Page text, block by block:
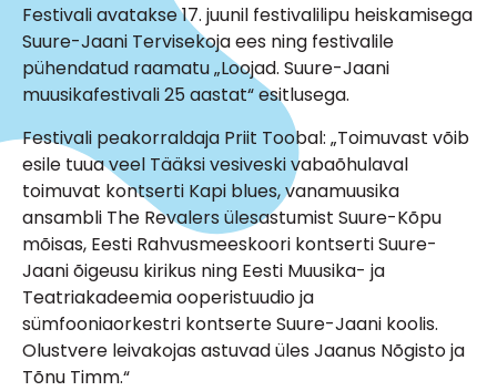
Festivali avatakse 17. juunil festivalilipu heiskamisega
Suure-Jaani Tervisekoja ees ning festivalile
pühendatud raamatu „Loojad. Suure-Jaani
muusikafestivali 25 aastat“ esitlusega.
Festivali peakorraldaja Priit Toobal: „Toimuvast võib
esile tuua veel Tääksi vesiveski vabaõhulaval
toimuvat kontserti Kapi blues, vanamuusika
ansambli The Revalers ülesastumist Suure-Kõpu
mõisas, Eesti Rahvusmeeskoori kontserti Suure-
Jaani õigeusu kirikus ning Eesti Muusika- ja
Teatriakadeemia ooperistuudio ja
sümfooniaorkestri kontserte Suure-Jaani koolis.
Olustvere leivakojas astuvad üles Jaanus Nõgisto ja
Tõnu Timm.“